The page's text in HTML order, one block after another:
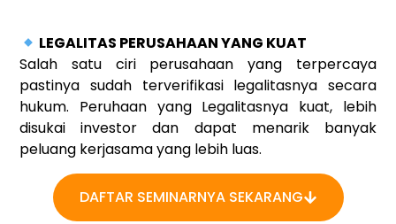
LEGALITAS PERUSAHAAN YANG KUAT
Salah satu ciri perusahaan yang terpercaya
pastinya sudah terverifikasi legalitasnya secara
hukum. Peruhaan yang Legalitasnya kuat, lebih
disukai investor dan dapat menarik banyak
peluang kerjasama yang lebih luas.
DAFTAR SEMINARNYA SEKARANG